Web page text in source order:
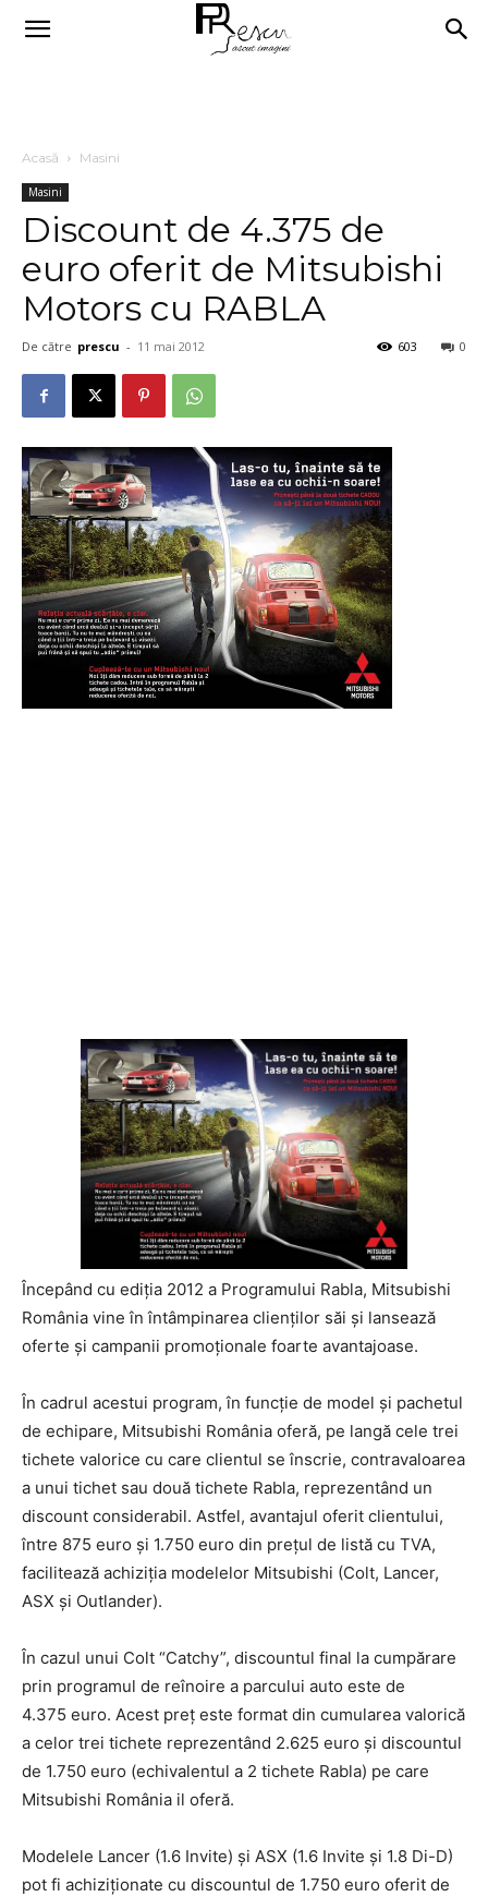
Acasă Masini
Masini
Discount de 4.375 de
euro oferit de Mitsubishi
Motors cu RABLA
De către prescu - 11 mai 2012 0
603
Începând cu ediţia 2012 a Programului Rabla, Mitsubishi
România vine în întâmpinarea clienţilor săi şi lansează
oferte şi campanii promoţionale foarte avantajoase.
În cadrul acestui program, în funcţie de model şi pachetul
de echipare, Mitsubishi România oferă, pe langă cele trei
tichete valorice cu care clientul se înscrie, contravaloarea
a unui tichet sau două tichete Rabla, reprezentând un
discount considerabil. Astfel, avantajul oferit clientului,
între 875 euro şi 1.750 euro din preţul de listă cu TVA,
facilitează achiziţia modelelor Mitsubishi (Colt, Lancer,
ASX şi Outlander).
În cazul unui Colt “Catchy”, discountul final la cumpărare
prin programul de reînoire a parcului auto este de
4.375 euro. Acest preţ este format din cumularea valorică
a celor trei tichete reprezentând 2.625 euro şi discountul
de 1.750 euro (echivalentul a 2 tichete Rabla) pe care
Mitsubishi România il oferă.
Modelele Lancer (1.6 Invite) şi ASX (1.6 Invite şi 1.8 Di-D)
pot fi achiziţionate cu discountul de 1.750 euro oferit de